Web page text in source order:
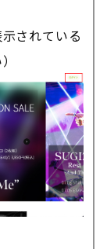
されている